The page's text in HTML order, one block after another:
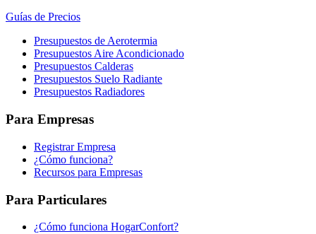
Guías de Precios
Presupuestos de Aerotermia
Presupuestos Aire Acondicionado
Presupuestos Calderas
Presupuestos Suelo Radiante
Presupuestos Radiadores
Para Empresas
Registrar Empresa
¿Cómo funciona?
Recursos para Empresas
Para Particulares
¿Cómo funciona HogarConfort?